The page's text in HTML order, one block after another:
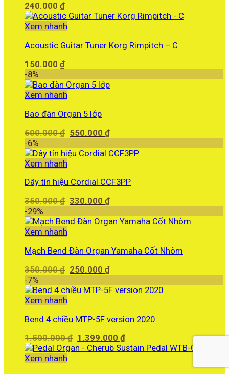
240.000 ₫
Xem nhanh
Acoustic Guitar Tuner Korg Rimpitch – C
150.000 ₫
-8%
Xem nhanh
Bao đàn Organ 5 lớp
600.000₫ Giá
là:
550.000₫Giá
tại
-6%
Xem nhanh
Dây tín hiệu Cordial CCF3PP
350.000₫ Giá
là:
330.000₫Giá
tại
-29%
Xem nhanh
Mạch Bend Đàn Organ Yamaha Cốt Nhôm
350.000₫ Giá
là:
250.000₫Giá
tại
-7%
Xem nhanh
Bend 4 chiều MTP-5F version 2020
1.500.000₫ Giá
gốc
1.399.000₫Giá
hiện
Xem nhanh